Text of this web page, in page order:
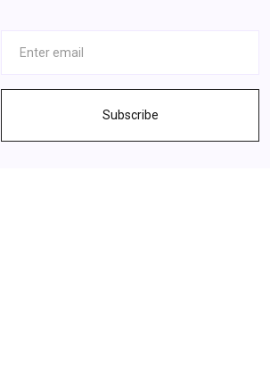
Subscribe